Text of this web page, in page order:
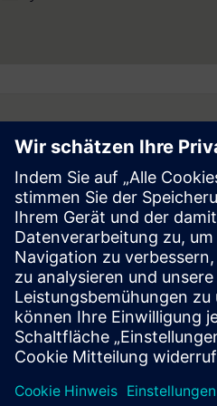
Follow
Press | Company | Siemens
© Siemens 1996 – 2026
Corporate Information
Privacy Notice
Cookie Notice